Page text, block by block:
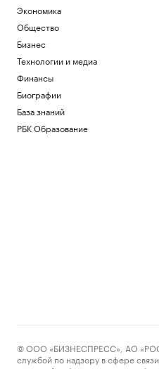
Экономика
Общество
Бизнес
Технологии и медиа
Финансы
Биографии
База знаний
РБК Образование
© ООО «БИЗНЕСПРЕСС», АО
службой по надзору в сфере